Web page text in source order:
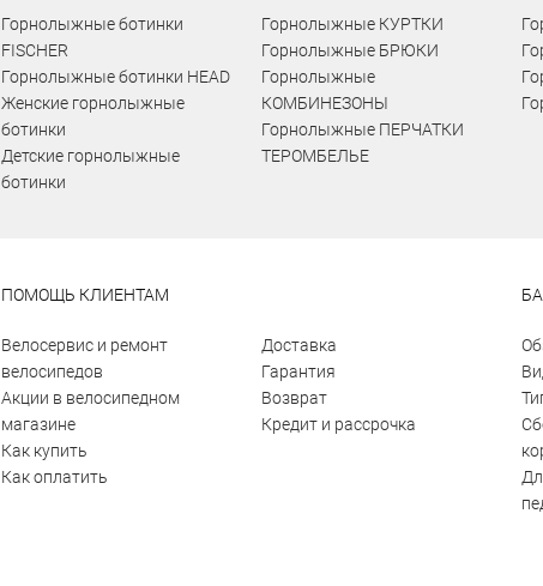
Горнолыжные ботинки
FISCHER
Горнолыжные ботинки HEAD
Женские горнолыжные
ботинки
Детские горнолыжные
ботинки
Горнолыжные КУРТКИ
Горнолыжные БРЮКИ
Горнолыжные
КОМБИНЕЗОНЫ
Горнолыжные ПЕРЧАТКИ
ТЕРОМБЕЛЬЕ
ПОМОЩЬ КЛИЕНТАМ
Велосервис и ремонт
велосипедов
Акции в велосипедном
магазине
Как купить
Как оплатить
Доставка
Гарантия
Возврат
Кредит и рассрочка